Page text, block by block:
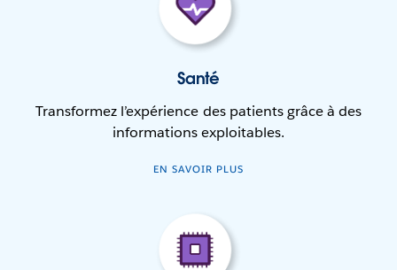
Santé
Transformez l’expérience des patients grâce à des
informations exploitables.
EN SAVOIR PLUS